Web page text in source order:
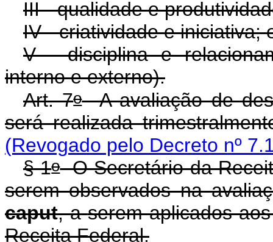
III - qualidade e
IV - criatividade e iniciativa;
V - disciplina e
interno e externo).
Art. 7oA avaliação de
será realizada
(Revogado pelo Decreto nº
§ 1oO Secretário da
serem observados na
caput, a serem aplicados
Receita Federal.